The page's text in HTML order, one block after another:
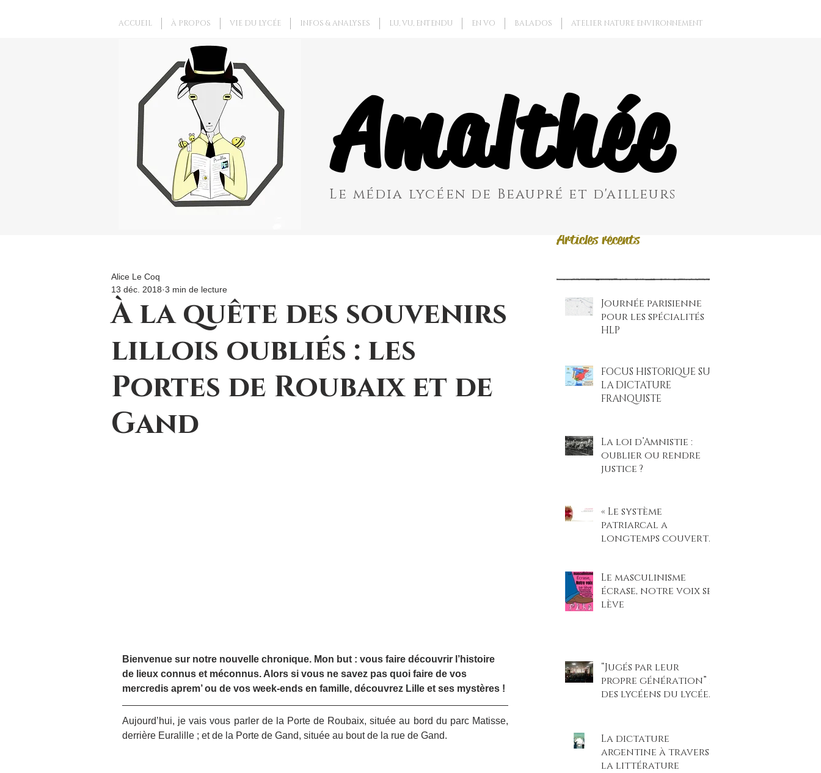
Revenez bientôt
Dès que de
nouveaux posts
seront publiés,
Articles récents
À la quête des souvenirs
lillois oubliés : les
Portes de Roubaix et de
Gand
Alice Le Coq
13 déc. 2018 3 min de lecture
Bienvenue sur notre nouvelle chronique. Mon but : vous faire découvrir l’histoire
de lieux connus et méconnus. Alors si vous ne savez pas quoi faire de vos
mercredis aprem’ ou de vos week-ends en famille, découvrez Lille et ses mystères !
Aujourd’hui, je vais vous parler de la Porte de Roubaix, située au bord du parc Matisse,
derrière Euralille ; et de la Porte de Gand, située au bout de la rue de Gand.
Journée parisienne
pour les spécialités
HLP
FOCUS HISTORIQUE SUR
LA DICTATURE
FRANQUISTE
La loi d’Amnistie :
oublier ou rendre
justice ?
« Le système
patriarcal a
longtemps couvert
femmes »
Le masculinisme
écrase, notre voix se
lève
“Jugés par leur
propre génération” :
des lycéens du lycée
climatique
percutant
La dictature
argentine à travers
la littérature
ACCUEIL À PROPOS VIE DU LYCÉE INFOS & ANALYSES LU, VU, ENTENDU EN VO BALADOS ATELIER NATURE ENVIRONNEMENT
Le média lycéen de Beaupré et d'ailleurs
Amalthée